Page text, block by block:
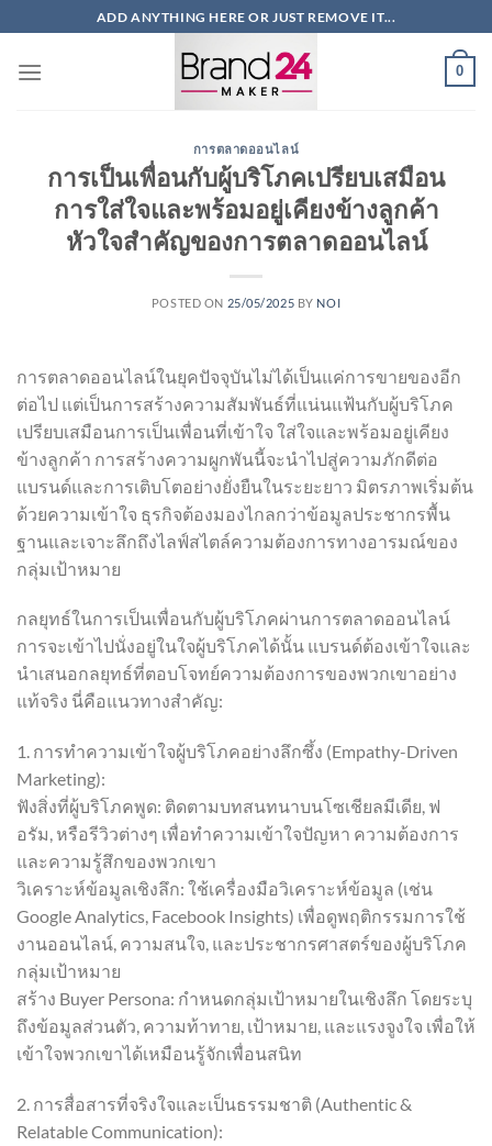
ไป
ADD ANYTHING HERE OR JUST REMOVE IT...
0
การตลาดออนไลน์
การเป็นเพื่อนกับผู้บริโภคเปรียบเสมือน
การใส่ใจและพร้อมอยู่เคียงข้างลูกค้า
หัวใจสำคัญของการตลาดออนไลน์
POSTED ON 25/05/2025 BY NOI
การตลาดออนไลน์ในยุคปัจจุบันไม่ได้เป็นแค่การขายของอีก
ต่อไป แต่เป็นการสร้างความสัมพันธ์ที่แน่นแฟ้นกับผู้บริโภค
เปรียบเสมือนการเป็นเพื่อนที่เข้าใจ ใส่ใจและพร้อมอยู่เคียง
ข้างลูกค้า การสร้างความผูกพันนี้จะนำไปสู่ความภักดีต่อ
แบรนด์และการเติบโตอย่างยั่งยืนในระยะยาว มิตรภาพเริ่มต้น
ด้วยความเข้าใจ ธุรกิจต้องมองไกลกว่าข้อมูลประชากรพื้น
ฐานและเจาะลึกถึงไลฟ์สไตล์ความต้องการทางอารมณ์ของ
กลุ่มเป้าหมาย
กลยุทธ์ในการเป็นเพื่อนกับผู้บริโภคผ่านการตลาดออนไลน์
การจะเข้าไปนั่งอยู่ในใจผู้บริโภคได้นั้น แบรนด์ต้องเข้าใจและ
นำเสนอกลยุทธ์ที่ตอบโจทย์ความต้องการของพวกเขาอย่าง
แท้จริง นี่คือแนวทางสำคัญ:
1. การทำความเข้าใจผู้บริโภคอย่างลึกซึ้ง (Empathy-Driven
Marketing):
ฟังสิ่งที่ผู้บริโภคพูด: ติดตามบทสนทนาบนโซเชียลมีเดีย, ฟ
อรัม, หรือรีวิวต่างๆ เพื่อทำความเข้าใจปัญหา ความต้องการ
และความรู้สึกของพวกเขา
วิเคราะห์ข้อมูลเชิงลึก: ใช้เครื่องมือวิเคราะห์ข้อมูล (เช่น
Google Analytics, Facebook Insights) เพื่อดูพฤติกรรมการใช้
งานออนไลน์, ความสนใจ, และประชากรศาสตร์ของผู้บริโภค
กลุ่มเป้าหมาย
สร้าง Buyer Persona: กำหนดกลุ่มเป้าหมายในเชิงลึก โดยระบุ
ถึงข้อมูลส่วนตัว, ความท้าทาย, เป้าหมาย, และแรงจูงใจ เพื่อให้
เข้าใจพวกเขาได้เหมือนรู้จักเพื่อนสนิท
2. การสื่อสารที่จริงใจและเป็นธรรมชาติ (Authentic &
Relatable Communication):